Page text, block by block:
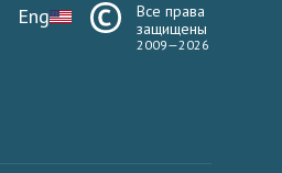
Eng
Все права
защищены
2009—2026